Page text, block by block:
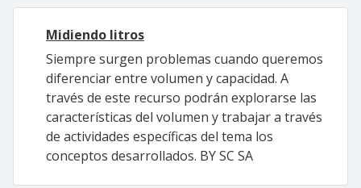
Midiendo litros
Siempre surgen problemas cuando queremos
diferenciar entre volumen y capacidad. A
través de este recurso podrán explorarse las
características del volumen y trabajar a través
de actividades específicas del tema los
conceptos desarrollados. BY SC SA